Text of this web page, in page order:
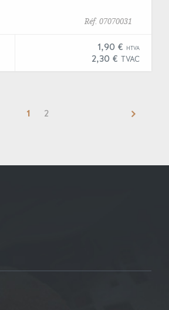
Réf. 07070031
1,90 € HTVA
2,30 €TVAC
Ajouter une unité de "Gobelet à
1 2